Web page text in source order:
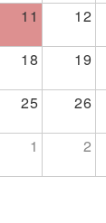
11 12
18 19
25 26
1 2